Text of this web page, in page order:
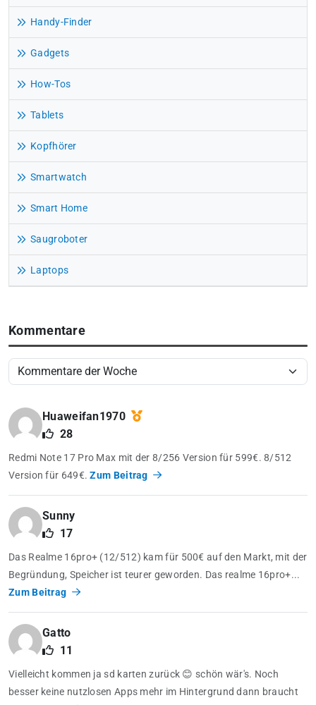
Handy-Finder
Gadgets
How-Tos
Tablets
Kopfhörer
Smartwatch
Smart Home
Saugroboter
Laptops
Kommentare
Huaweifan1970
28
Redmi Note 17 Pro Max mit der 8/256 Version für 599€. 8/512
Version für 649€.Zum Beitrag
Sunny
17
Das Realme 16pro+ (12/512) kam für 500€ auf den Markt, mit der
Begründung, Speicher ist teurer geworden. Das realme 16pro+...
Zum Beitrag
Gatto
11
Vielleicht kommen ja sd karten zurück 😊 schön wär's. Noch
besser keine nutzlosen Apps mehr im Hintergrund dann braucht